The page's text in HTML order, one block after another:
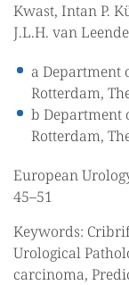
Kwast, Intan P.
J.L.H. van
a Department
Rotterdam,
b Department
Rotterdam,
European
45–51
Keywords:
Urological
carcinoma,